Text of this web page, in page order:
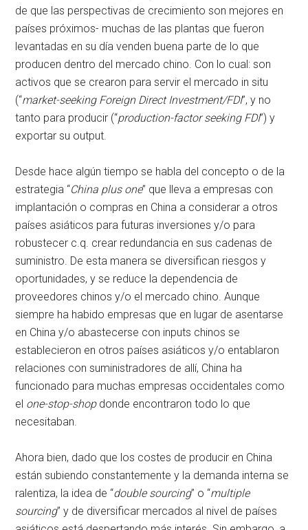
de que las perspectivas de crecimiento son mejores en
países próximos- muchas de las plantas que fueron
levantadas en su día venden buena parte de lo que
producen dentro del mercado chino. Con lo cual: son
activos que se crearon para servir el mercado in situ
(“market-seeking Foreign Direct Investment/FDI”, y no
tanto para producir (“production-factor seeking FDI”) y
exportar su output.
Desde hace algún tiempo se habla del concepto o de la
estrategia “China plus one” que lleva a empresas con
implantación o compras en China a considerar a otros
países asiáticos para futuras inversiones y/o para
robustecer c.q. crear redundancia en sus cadenas de
suministro. De esta manera se diversifican riesgos y
oportunidades, y se reduce la dependencia de
proveedores chinos y/o el mercado chino. Aunque
siempre ha habido empresas que en lugar de asentarse
en China y/o abastecerse con inputs chinos se
establecieron en otros países asiáticos y/o entablaron
relaciones con suministradores de allí, China ha
funcionado para muchas empresas occidentales como
el one-stop-shopdonde encontraron todo lo que
necesitaban.
Ahora bien, dado que los costes de producir en China
están subiendo constantemente y la demanda interna se
ralentiza, la idea de “double sourcing” o “multiple
sourcing” y de diversificar mercados al nivel de países